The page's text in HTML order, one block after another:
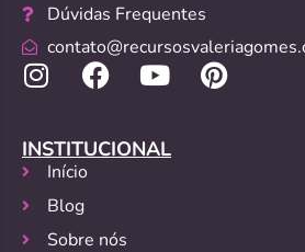
Dúvidas Frequentes
INSTITUCIONAL
Início
Blog
Sobre nós